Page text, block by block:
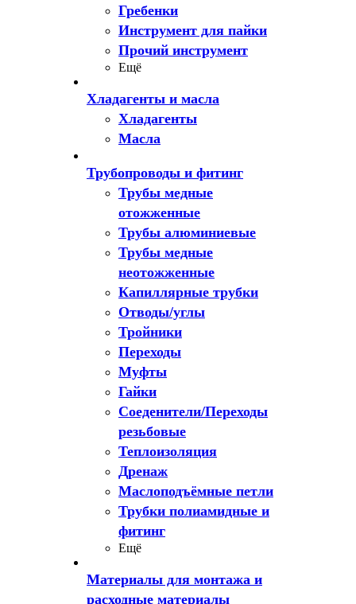
Гребенки
Инструмент для пайки
Прочий инструмент
Ещё
Хладагенты и масла
Хладагенты
Масла
Трубопроводы и фитинг
Трубы медные
отожженные
Трубы алюминиевые
Трубы медные
неотожженные
Капиллярные трубки
Отводы/углы
Тройники
Переходы
Муфты
Гайки
Соеденители/Переходы
резьбовые
Теплоизоляция
Дренаж
Маслоподъёмные петли
Трубки полиамидные и
фитинг
Ещё
Материалы для монтажа и
расходные материалы